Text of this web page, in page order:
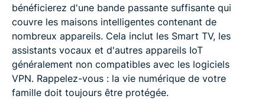
bénéficierez d'une bande passante suffisante qui
couvre les maisons intelligentes contenant de
nombreux appareils. Cela inclut les Smart TV, les
assistants vocaux et d'autres appareils IoT
généralement non compatibles avec les logiciels
VPN. Rappelez-vous : la vie numérique de votre
famille doit toujours être protégée.